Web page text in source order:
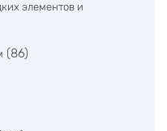
элементов и
(86)